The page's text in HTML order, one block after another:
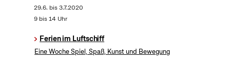
29.6. bis3.7.2020
9 bis 14 Uhr
Ferien im Luftschiff
Eine Woche Spiel, Spaß, Kunst und Bewegung